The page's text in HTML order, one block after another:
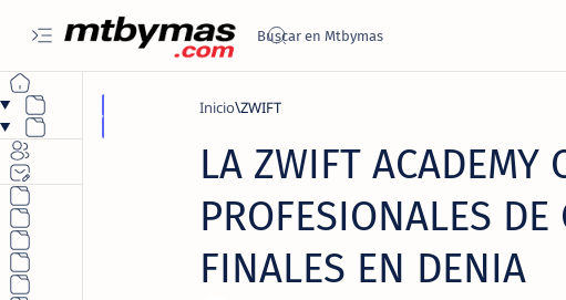
Inicio ZWIFT
LA ZWIFT ACADEMY
PROFESIONALES
FINALES EN DENIA